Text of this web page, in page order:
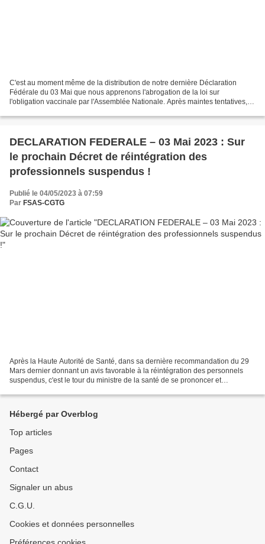
C'est au moment même de la distribution de notre dernière Déclaration
Fédérale du 03 Mai que nous apprenons l'abrogation de la loi sur
l'obligation vaccinale par l'Assemblée Nationale. Après maintes tentatives,
DECLARATION FEDERALE – 03 Mai 2023 : Sur
le prochain Décret de réintégration des
professionnels suspendus !
Publié le 04/05/2023 à 07:59
Par FSAS-CGTG
Après la Haute Autorité de Santé, dans sa dernière recommandation du 29
Mars dernier donnant un avis favorable à la réintégration des personnels
suspendus, c'est le tour du ministre de la santé de se prononcer et
Hébergé par Overblog
Top articles
Pages
Contact
Signaler un abus
C.G.U.
Cookies et données personnelles